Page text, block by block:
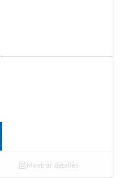
Mostrar detalles